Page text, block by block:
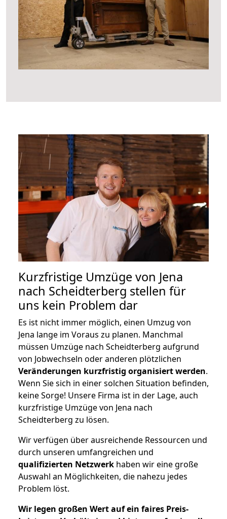
Kurzfristige Umzüge von Jena
nach Scheidterberg stellen für
uns kein Problem dar
Es ist nicht immer möglich, einen Umzug von
Jena lange im Voraus zu planen. Manchmal
müssen Umzüge nach Scheidterberg aufgrund
von Jobwechseln oder anderen plötzlichen
Veränderungen kurzfristig organisiert werden.
Wenn Sie sich in einer solchen Situation befinden,
keine Sorge! Unsere Firma ist in der Lage, auch
kurzfristige Umzüge von Jena nach
Scheidterberg zu lösen.
Wir verfügen über ausreichende Ressourcen und
durch unseren umfangreichen und
qualifizierten Netzwerk haben wir eine große
Auswahl an Möglichkeiten, die nahezu jedes
Problem löst.
Wir legen großen Wert auf ein faires Preis-